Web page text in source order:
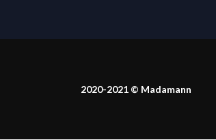
2020-2021 © Madamann